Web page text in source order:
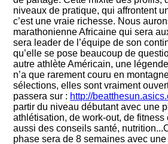
niveaux de pratique, qui affrontent
c’est une vraie richesse. Nous
marathonienne Africaine qui sera
sera leader de l’équipe de son
qu’elle se pose beaucoup de
autre athlète Américain, une
n’a que rarement couru en
sélections, elles sont vraiment
passera sur : http://
partir du niveau débutant avec une
athlétisation, de work-out, de fitness
aussi des conseils santé,
phase sera de 8 semaines avec